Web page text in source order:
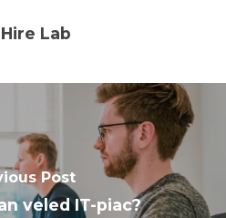
Hire Lab
Post
veled IT-piac?